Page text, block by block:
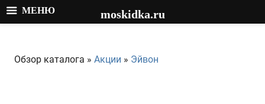
содержимому
Обзор каталога » Акции » Эйвон
МЕНЮ moskidka.ru